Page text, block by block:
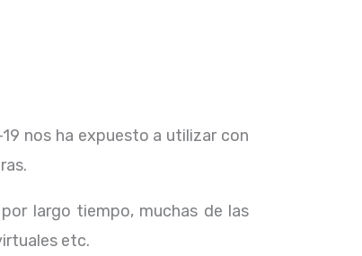
nos ha expuesto a utilizar con
largo tiempo, muchas de las
etc.